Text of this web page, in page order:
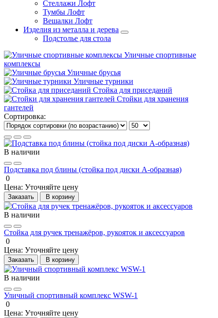
Стеллажи Лофт
Тумбы Лофт
Вешалки Лофт
Изделия из металла и дерева
Подстолье для стола
Уличные спортивные
комплексы
Уличные брусья
Уличные турники
Cтойка для приседаний
Стойки для хранения
гантелей
Сортировка:
В наличии
Подставка под блины (стойка под диски А-образная)
0
Цена: Уточняйте цену
Заказать В корзину
В наличии
Стойка для ручек тренажёров, рукояток и аксессуаров
0
Цена: Уточняйте цену
Заказать В корзину
В наличии
Уличный спортивный комплекс WSW-1
0
Цена: Уточняйте цену